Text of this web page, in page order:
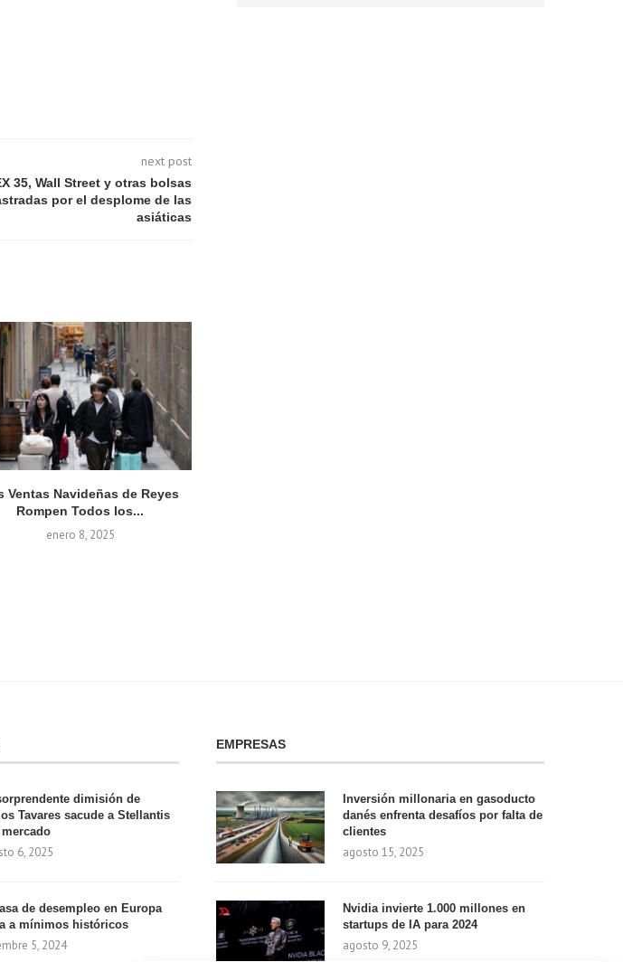
next post
35, Wall Street y otras bolsas
por el desplome de las
asiáticas
Ventas Navideñas de Reyes
Rompen Todos los...
enero 8, 2025
dimisión de
Tavares sacude a Stellantis
6, 2025
de desempleo en Europa
a mínimos históricos
5, 2024
EMPRESAS
Inversión millonaria en gasoducto
danés enfrenta desafíos por falta de
clientes
agosto 15, 2025
Nvidia invierte 1.000 millones en
startups de IA para 2024
agosto 9, 2025